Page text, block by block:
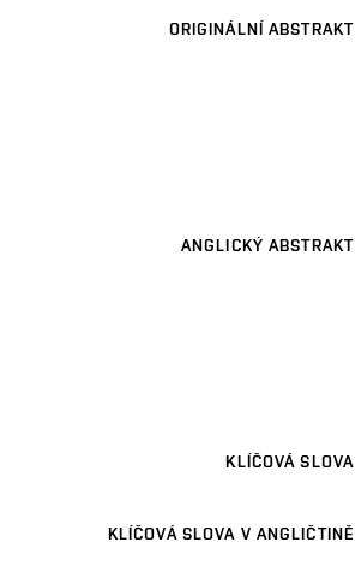
ORIGINÁLNÍ ABSTRAKT
ANGLICKÝ ABSTRAKT
KLÍČOVÁ SLOVA
KLÍČOVÁ SLOVA V ANGLIČTINĚ